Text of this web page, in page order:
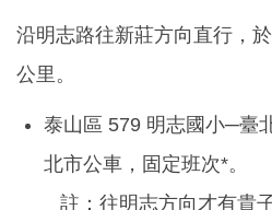
沿明志路往新莊方向直行，
公里。
泰山區 579 明志國小─臺
北市公車，固定班次*。
註：往明志方向才有貴